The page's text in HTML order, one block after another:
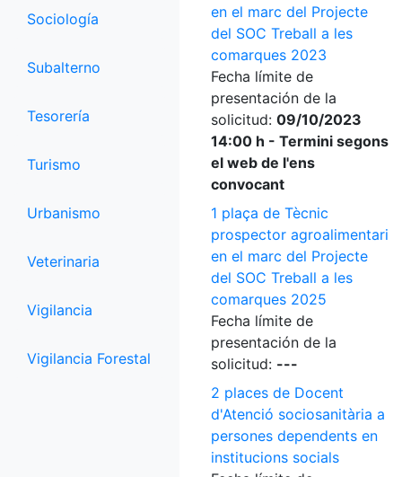
Sociología
Subalterno
Tesorería
Turismo
Urbanismo
Veterinaria
Vigilancia
Vigilancia Forestal
en el marc del Projecte
del SOC Treball a les
comarques 2023
Fecha límite de
presentación de la
solicitud: 09/10/2023
14:00 h - Termini segons
el web de l'ens
convocant
1 plaça de Tècnic
prospector agroalimentari
en el marc del Projecte
del SOC Treball a les
comarques 2025
Fecha límite de
presentación de la
solicitud: ---
2 places de Docent
d'Atenció sociosanitària a
persones dependents en
institucions socials